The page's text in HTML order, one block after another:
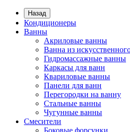
Назад
Кондиционеры
Ванны
Акриловые ванны
Ванна из
Гидромассажные ванны
Каркасы для ванн
Квариловые ванны
Панели для ванн
Перегородки на ванну
Стальные ванны
Чугунные ванны
Смесители
Боковые форсунки